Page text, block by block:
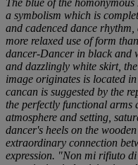
a symbolism which is
and cadenced dance
more relaxed use of form
dancer-Dancer in black and
and dazzlingly white skirt,
image originates is located
cancan is suggested by the
the perfectly functional arms
atmosphere and setting,
dancer's heels on the
extraordinary connection
expression. "Non mi rifiuto